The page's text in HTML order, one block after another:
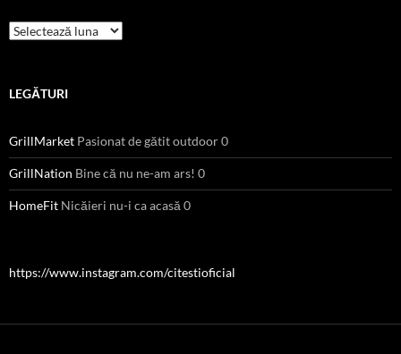
Arhive
LEGĂTURI
GrillMarket Pasionat de gătit outdoor 0
GrillNation Bine că nu ne-am ars! 0
HomeFit Nicăieri nu-i ca acasă 0
https://www.instagram.com/citestioficial